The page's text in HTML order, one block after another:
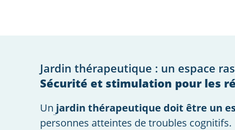
Jardin thérapeutique : un espace
Sécurité et stimulation pour les
Un jardin thérapeutique doit être un
personnes atteintes de troubles cognitifs.